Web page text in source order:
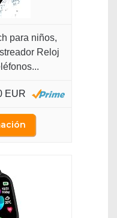
para niños,
Reloj
EUR